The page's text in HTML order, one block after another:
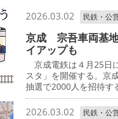
2026.03.02 民鉄・公
京成 宗吾車両基
イアップも
京成電鉄は４月25日
スタ」を開催する。京
抽選で2000人を招待す
2026.03.02 民鉄・公